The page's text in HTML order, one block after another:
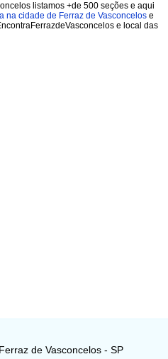
listamos +de 500 seções e aqui
na cidade de Ferraz de Vasconcelos e
e local das
de Vasconcelos - SP